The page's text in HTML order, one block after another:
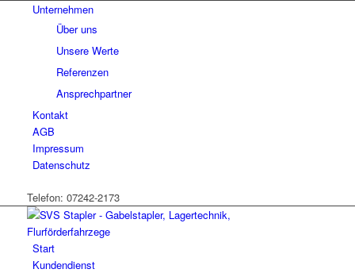
Unternehmen
Über uns
Unsere Werte
Referenzen
Ansprechpartner
Kontakt
AGB
Impressum
Datenschutz
Telefon: 07242-2173
Start
Kundendienst